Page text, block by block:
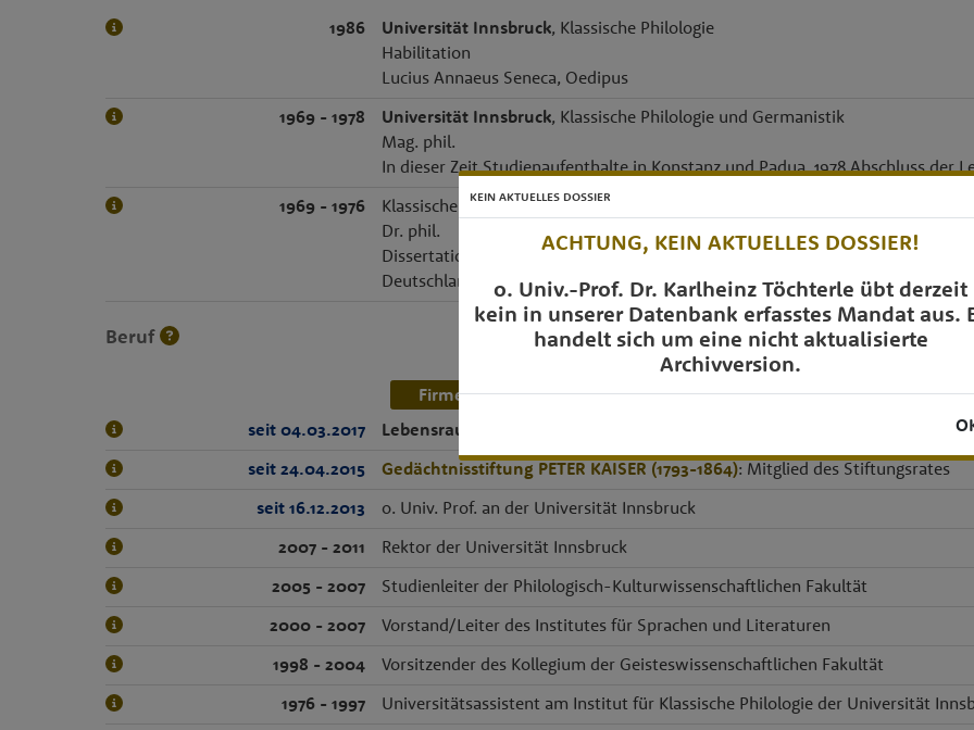
1986 Universität Innsbruck, Klassische Philologie
Habilitation
Lucius Annaeus Seneca, Oedipus
1969 - 1978
Universität Innsbruck, Klassische Philologie und Germanistik
Mag. phil.
In dieser Zeit Studienaufenthalte in Konstanz und Padua, 1978 Abschluss der
1969 - 1976
Klassische Philologie
Dr. phil.
Dissertation: Ciceros Staatsschrift im Unterricht. Eine hist. u. systemat.
Deutschlands.
Beruf
Firmennetzwerk
seit 04.03.2017
Lebensraum Tirol Holding GmbH
seit 24.04.2015
Gedächtnisstiftung PETER KAISER (1793-1864): Mitglied des Stiftungsrates
seit 16.12.2013
o. Univ. Prof. an der Universität Innsbruck
2007 - 2011
Rektor der Universität Innsbruck
2005 - 2007
Studienleiter der Philologisch-Kulturwissenschaftlichen Fakultät
2000 - 2007
Vorstand/Leiter des Institutes für Sprachen und Literaturen
1998 - 2004
Vorsitzender des Kollegium der Geisteswissenschaftlichen Fakultät
1976 - 1997
Universitätsassistent am Institut für Klassische Philologie der Universität
KEIN AKTUELLES DOSSIER
ACHTUNG, KEIN AKTUELLES DOSSIER!
o. Univ.-Prof. Dr. Karlheinz Töchterle übt derzeit
kein in unserer Datenbank erfasstes Mandat aus.
handelt sich um eine nicht aktualisierte
Archivversion.